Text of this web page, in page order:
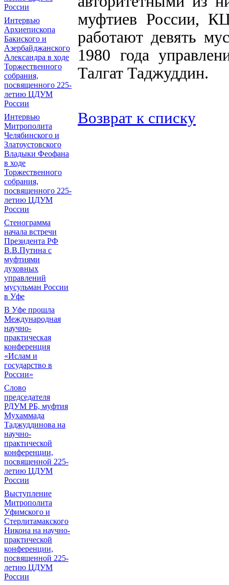
России
Интервью
Архиепископа
Бакиского и
Азербайджанского
Александра в ходе
Торжественного
собрания,
посвященного 225-
летию ЦДУМ
России
Интервью
Митрополита
Челябинского и
Златоустовского
Владыки Феофана
в ходе
Торжественного
собрания,
посвященного 225-
летию ЦДУМ
России
Стенограмма
начала встречи
Президента РФ
В.В.Путина с
муфтиями
духовных
управлений
мусульман России
в Уфе
В Уфе прошла
Международная
научно-
практическая
конференция
«Ислам и
государство в
России»
Слово
председателя
РДУМ РБ, муфтия
Мухаммада
Таджуддинова на
научно-
практической
конференции,
посвященной 225-
летию ЦДУМ
России
Выступление
Митрополита
Уфимского и
Стерлитамакского
Никона на научно-
практической
конференции,
посвященной 225-
летию ЦДУМ
России
муфтиев России,
работают девять
1980 года
Талгат Таджуддин.
Возврат к списку